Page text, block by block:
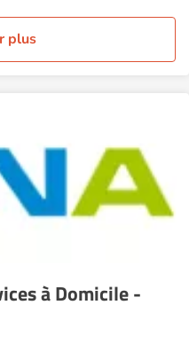
plus
à Domicile -